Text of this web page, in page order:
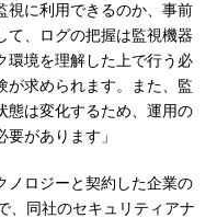
視に利用できるのか、事前
て、ログの把握は監視機器
環境を理解した上で行う必
が求められます。また、監
態は変化するため、運用の
があります」
ロジーと契約した企業の
、同社のセキュリティアナ